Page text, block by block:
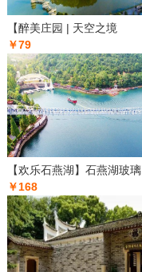
【醉美庄园 | 天空之境
￥79
【欢乐石燕湖】石燕湖玻璃
￥168